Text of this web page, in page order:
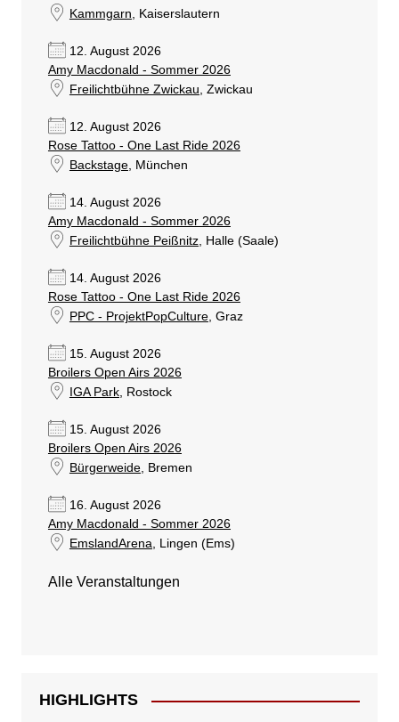
Kammgarn, Kaiserslautern
12. August 2026
Amy Macdonald - Sommer 2026
Freilichtbühne Zwickau, Zwickau
12. August 2026
Rose Tattoo - One Last Ride 2026
Backstage, München
14. August 2026
Amy Macdonald - Sommer 2026
Freilichtbühne Peißnitz, Halle (Saale)
14. August 2026
Rose Tattoo - One Last Ride 2026
PPC - ProjektPopCulture, Graz
15. August 2026
Broilers Open Airs 2026
IGA Park, Rostock
15. August 2026
Broilers Open Airs 2026
Bürgerweide, Bremen
16. August 2026
Amy Macdonald - Sommer 2026
EmslandArena, Lingen (Ems)
Alle Veranstaltungen
HIGHLIGHTS